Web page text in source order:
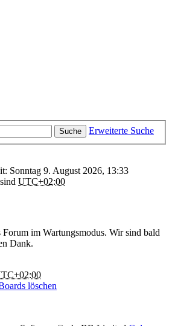
Suche Erweiterte Suche
Sonntag 9. August 2026, 13:33
UTC+02:00
im Wartungsmodus. Wir sind bald
Dank.
löschen